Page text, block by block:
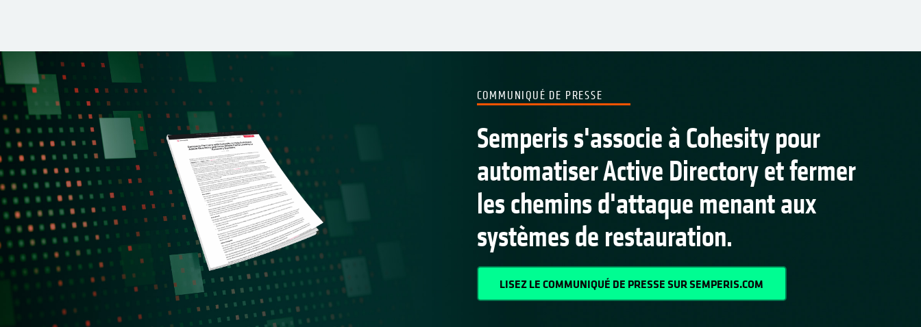
COMMUNIQUÉ DE PRESSE
Semperis s'associe à Cohesity pour
automatiser Active Directory et fermer
les chemins d'attaque menant aux
systèmes de restauration.
LISEZ LE COMMUNIQUÉ DE PRESSE SUR SEMPERIS.COM